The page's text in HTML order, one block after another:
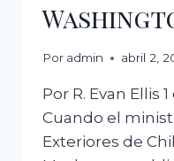
Por admin abril 2,
Por R. Evan Ellis
Cuando el
Exteriores de